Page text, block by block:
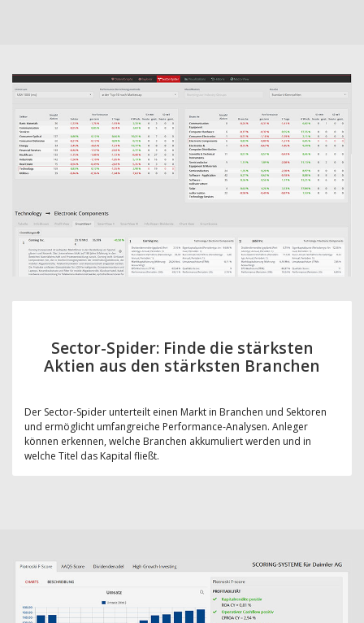
Sector-Spider: Finde die stärksten
Aktien aus den stärksten Branchen
Der Sector-Spider unterteilt einen Markt in Branchen und Sektoren
und ermöglicht umfangreiche Performance-Analysen. Anleger
können erkennen, welche Branchen akkumuliert werden und in
welche Titel das Kapital fließt.